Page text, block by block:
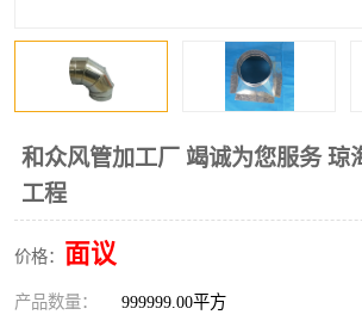
和众风管加工厂 竭诚为您服务 琼
工程
价格： 面议
产品数量： 999999.00平方
不锈钢烟罩 防火阀
排烟风机 百叶风
油烟净化器